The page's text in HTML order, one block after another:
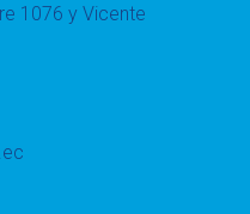
1076 y Vicente